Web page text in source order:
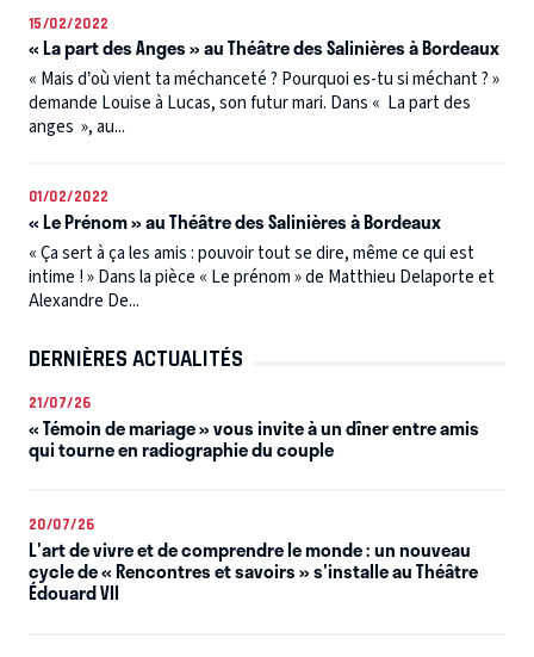
15/02/2022
« La part des Anges » au Théâtre des Salinières à Bordeaux
« Mais d’où vient ta méchanceté ? Pourquoi es-tu si méchant ? »
demande Louise à Lucas, son futur mari. Dans « La part des
anges », au...
01/02/2022
« Le Prénom » au Théâtre des Salinières à Bordeaux
« Ça sert à ça les amis : pouvoir tout se dire, même ce qui est
intime ! » Dans la pièce « Le prénom » de Matthieu Delaporte et
Alexandre De...
DERNIÈRES ACTUALITÉS
21/07/26
« Témoin de mariage » vous invite à un dîner entre amis
qui tourne en radiographie du couple
20/07/26
L'art de vivre et de comprendre le monde : un nouveau
cycle de « Rencontres et savoirs » s'installe au Théâtre
Édouard VII